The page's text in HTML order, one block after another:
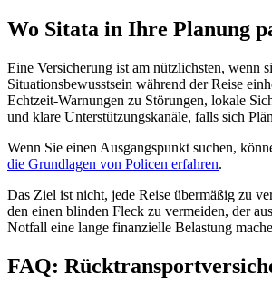
Wo Sitata in Ihre Planung
Eine Versicherung ist am nützlichsten, wenn
Situationsbewusstsein während der Reise
Echtzeit-Warnungen zu Störungen, lokale
und klare Unterstützungskanäle, falls sich
Wenn Sie einen Ausgangspunkt suchen,
die Grundlagen von Policen erfahren.
Das Ziel ist nicht, jede Reise übermäßig zu
den einen blinden Fleck zu vermeiden, der
Notfall eine lange finanzielle Belastung
FAQ: